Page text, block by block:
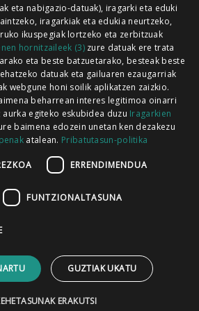
garatua
HARREMANETARAKO
eta nabigazio-datuak), iragarki eta eduki
iragarkiak eta edukia neurtzeko,
ikuspegiak lortzeko eta zerbitzuak
hornitzaileek (3)zure datuak ere trata
eta beste batzuetarako, besteak beste
datuak eta gailuaren ezaugarriak
webgune honi soilik aplikatzen zaizkio.
beharrean interes legitimoa oinarri
egiteko eskubidea duzu Iragarkien
baimena edozein unetan ken dezakezu
atalean. Pribatutasun-politika
ERRENDIMENDUA
FUNTZIONALTASUNA
GUZTIAK UKATU
ERAKUTSI